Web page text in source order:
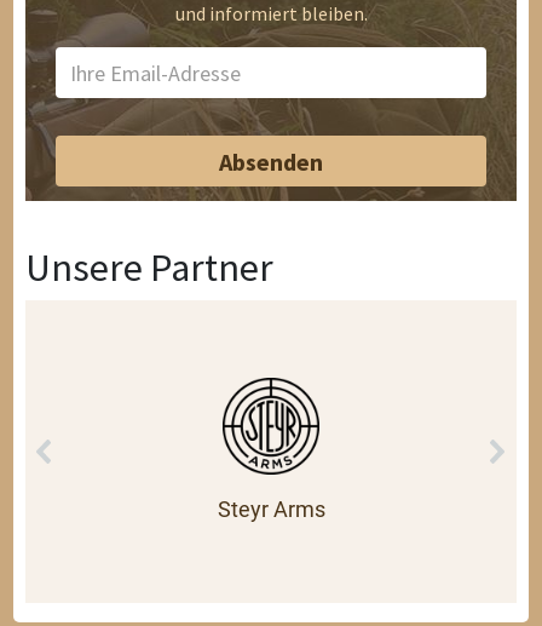
und informiert bleiben.
Unsere Partner
Steyr Arms